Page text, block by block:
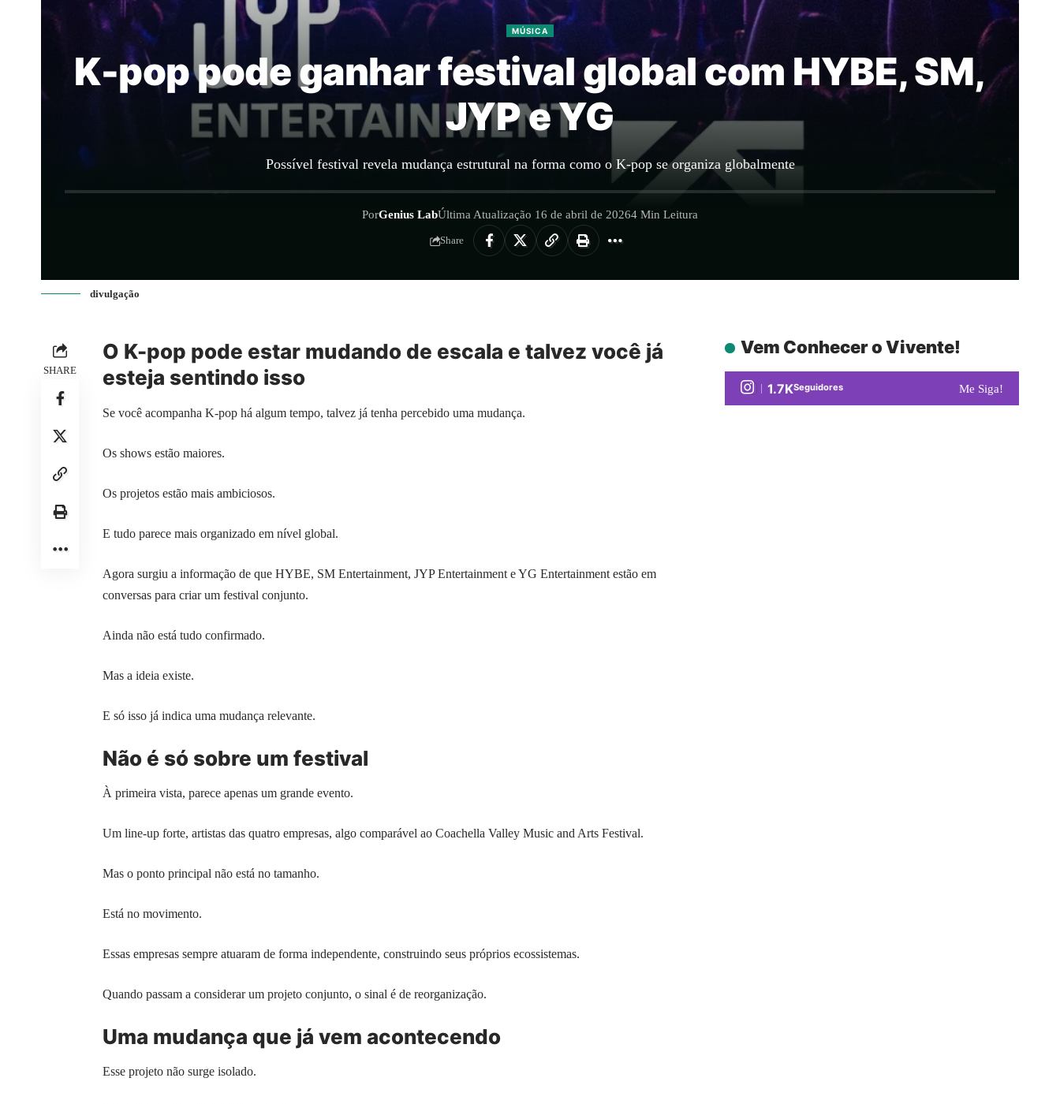
MÚSICA
K-pop pode ganhar festival global com HYBE, SM,
JYP e YG
Possível festival revela mudança estrutural na forma como o K-pop se organiza globalmente
PorGenius LabÚltima Atualização 16 de abril de 20264 Min Leitura
Share
divulgação
SHARE
O K-pop pode estar mudando de escala e talvez você já
esteja sentindo isso
Se você acompanha K-pop há algum tempo, talvez já tenha percebido uma mudança.
Os shows estão maiores.
Os projetos estão mais ambiciosos.
E tudo parece mais organizado em nível global.
Agora surgiu a informação de que HYBE, SM Entertainment, JYP Entertainment e YG Entertainment estão em
conversas para criar um festival conjunto.
Ainda não está tudo confirmado.
Mas a ideia existe.
E só isso já indica uma mudança relevante.
Não é só sobre um festival
À primeira vista, parece apenas um grande evento.
Um line-up forte, artistas das quatro empresas, algo comparável ao Coachella Valley Music and Arts Festival.
Mas o ponto principal não está no tamanho.
Está no movimento.
Essas empresas sempre atuaram de forma independente, construindo seus próprios ecossistemas.
Quando passam a considerar um projeto conjunto, o sinal é de reorganização.
Uma mudança que já vem acontecendo
Esse projeto não surge isolado.
Vem Conhecer o Vivente!
1.7KSeguidores Me Siga!